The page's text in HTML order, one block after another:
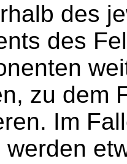
des
des
zu dem
Im
werden